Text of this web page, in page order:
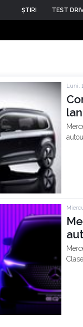
ŞTIRI TEST
Luni,